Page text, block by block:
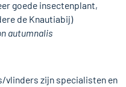
goede insectenplant,
de Knautiabij)
autumnalis
zijn specialisten en